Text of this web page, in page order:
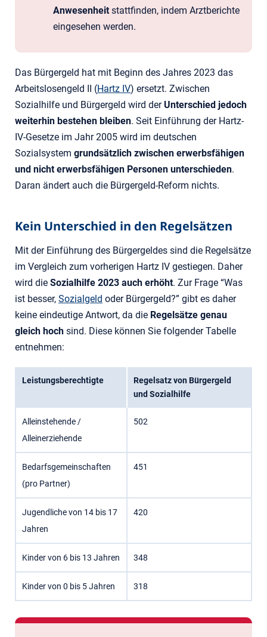
Anwesenheitstattfinden, indem Arztberichte
eingesehen werden.
Das Bürgergeld hat mit Beginn des Jahres 2023 das
Arbeitslosengeld II (Hartz IV) ersetzt. Zwischen
Sozialhilfe und Bürgergeld wird der Unterschied jedoch
weiterhin bestehen bleiben. Seit Einführung der Hartz-
IV-Gesetze im Jahr 2005 wird im deutschen
Sozialsystem grundsätzlich zwischen erwerbsfähigen
und nicht erwerbsfähigen Personen unterschieden.
Daran ändert auch die Bürgergeld-Reform nichts.
Kein Unterschied in den Regelsätzen
Mit der Einführung des Bürgergeldes sind die Regelsätze
im Vergleich zum vorherigen Hartz IV gestiegen. Daher
wird die Sozialhilfe 2023 auch erhöht. Zur Frage “Was
ist besser, Sozialgeld oder Bürgergeld?” gibt es daher
keine eindeutige Antwort, da die Regelsätze genau
gleich hoch sind. Diese können Sie folgender Tabelle
entnehmen:
Leistungsberechtigte
Regelsatz von Bürgergeld
und Sozialhilfe
Alleinstehende /
Alleinerziehende
502
Bedarfsgemeinschaften
(pro Partner)
451
Jugendliche von 14 bis 17
Jahren
420
Kinder von 6 bis 13 Jahren 348
Kinder von 0 bis 5 Jahren 318